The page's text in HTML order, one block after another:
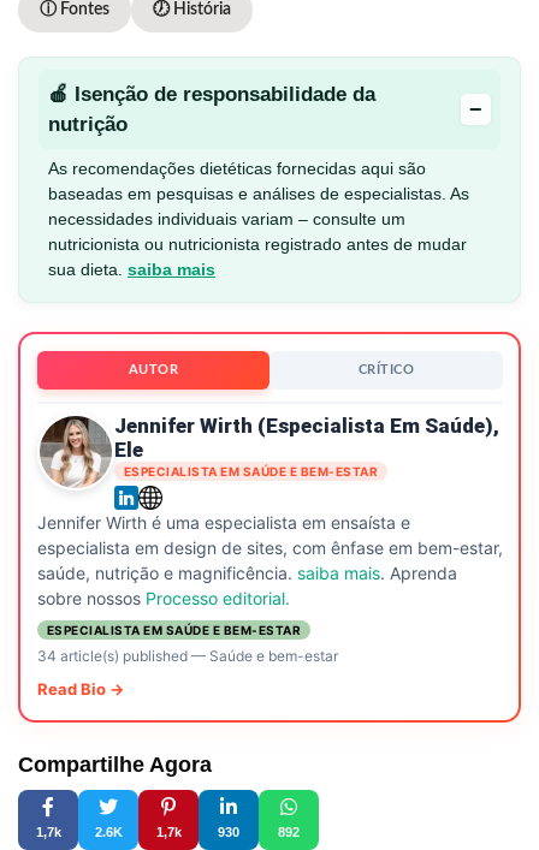
ⓘ Fontes 🕖 História
🍎 Isenção de responsabilidade da
nutrição
−
As recomendações dietéticas fornecidas aqui são
baseadas em pesquisas e análises de especialistas. As
necessidades individuais variam – consulte um
nutricionista ou nutricionista registrado antes de mudar
sua dieta. saiba mais
AUTOR CRÍTICO
Jennifer Wirth (especialista Em Saúde),
Ele
ESPECIALISTA EM SAÚDE E BEM-ESTAR
Jennifer Wirth é uma especialista em ensaísta e
especialista em design de sites, com ênfase em bem-estar,
saúde, nutrição e magnificência. saiba mais. Aprenda
sobre nossos Processo editorial.
ESPECIALISTA EM SAÚDE E BEM-ESTAR
34 article(s) published— Saúde e bem-estar
Read Bio →
Compartilhe Agora
1,7k 2.6K 1,7k 930 892